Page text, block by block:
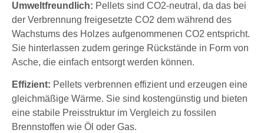
Umweltfreundlich: Pellets sind CO2-neutral, da das bei
der Verbrennung freigesetzte CO2 dem während des
Wachstums des Holzes aufgenommenen CO2 entspricht.
Sie hinterlassen zudem geringe Rückstände in Form von
Asche, die einfach entsorgt werden können.
Effizient: Pellets verbrennen effizient und erzeugen eine
gleichmäßige Wärme. Sie sind kostengünstig und bieten
eine stabile Preisstruktur im Vergleich zu fossilen
Brennstoffen wie Öl oder Gas.